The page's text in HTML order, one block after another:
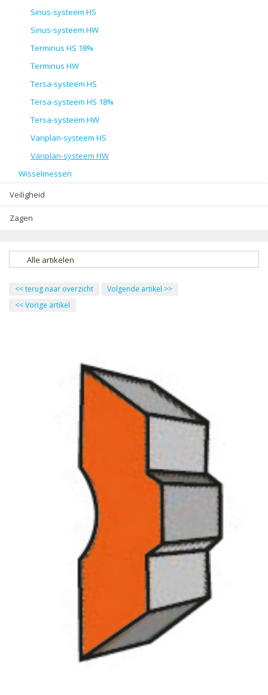
Sinus-systeem HS
Sinus-systeem HW
Terminus HS 18%
Terminus HW
Tersa-systeem HS
Tersa-systeem HS 18%
Tersa-systeem HW
Variplan-systeem HS
Variplan-systeem HW
Wisselmessen
Veiligheid
Zagen
Alle artikelen
<<terug naar overzicht Volgende artikel >>
<<Vorige artikel